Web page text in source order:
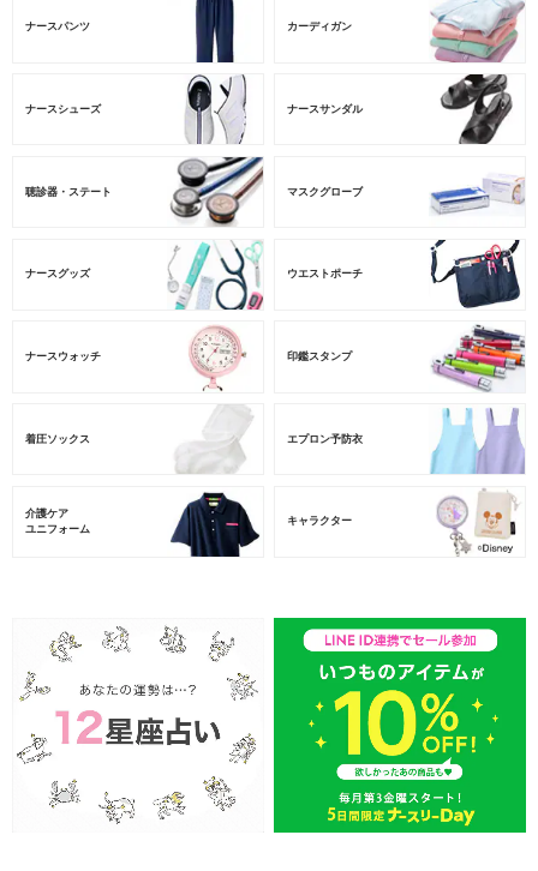
ナースパンツ カーディガン
ナースシューズ ナースサンダル
聴診器・ステート マスクグローブ
ナースグッズ ウエストポーチ
ナースウォッチ 印鑑スタンプ
着圧ソックス エプロン予防衣
介護ケア
ユニフォーム
キャラクター